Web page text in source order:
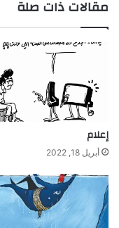
مقالات ذات صلة
إعلام
أبريل 18, 2022